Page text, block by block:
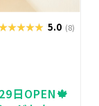
5.0 (8)
日OPEN🍁